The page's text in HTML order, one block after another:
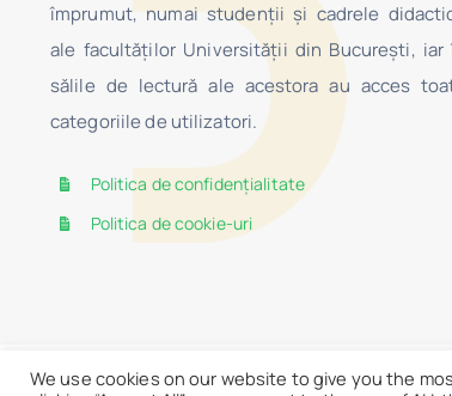
împrumut, numai studenţii şi cadrele
ale facultăților Universității din București, iar
sălile de lectură ale acestora au acces
categoriile de utilizatori.
Politica de confidențialitate
Politica de cookie-uri
We use cookies on our website to give you the